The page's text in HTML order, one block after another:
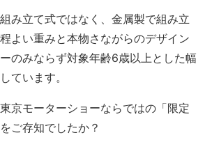
み立て式ではなく、金属製で組み立
よい重みと本物さながらのデザイン
のみならず対象年齢6歳以上とした幅
ています。
京モーターショーならではの「限定
ご存知でしたか？